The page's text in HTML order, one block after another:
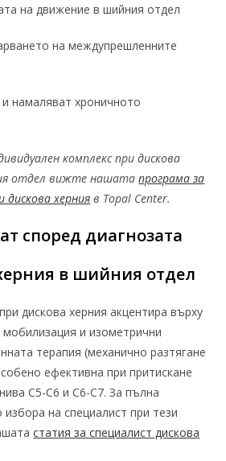
на движение в шийния отдел
на междупрешленните
намаляват хроничното
комплекс при дискова
отдел вижте нашатапрограма за
дискова херния в Topal Center.
според диагнозата
в шийния отдел
при дискова херния акцентира върху
и изометрични
терапия (механично разтягане
ефективна при притискане
C5-C6 и C6-C7. За пълна
на специалист при тези
статия за специалист дискова